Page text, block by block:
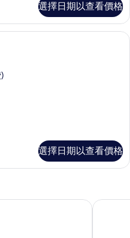
選擇日期以查看價格
雙床房 | 書桌、筆電工作空間、熨斗/
選擇日期以查看價格
露台度